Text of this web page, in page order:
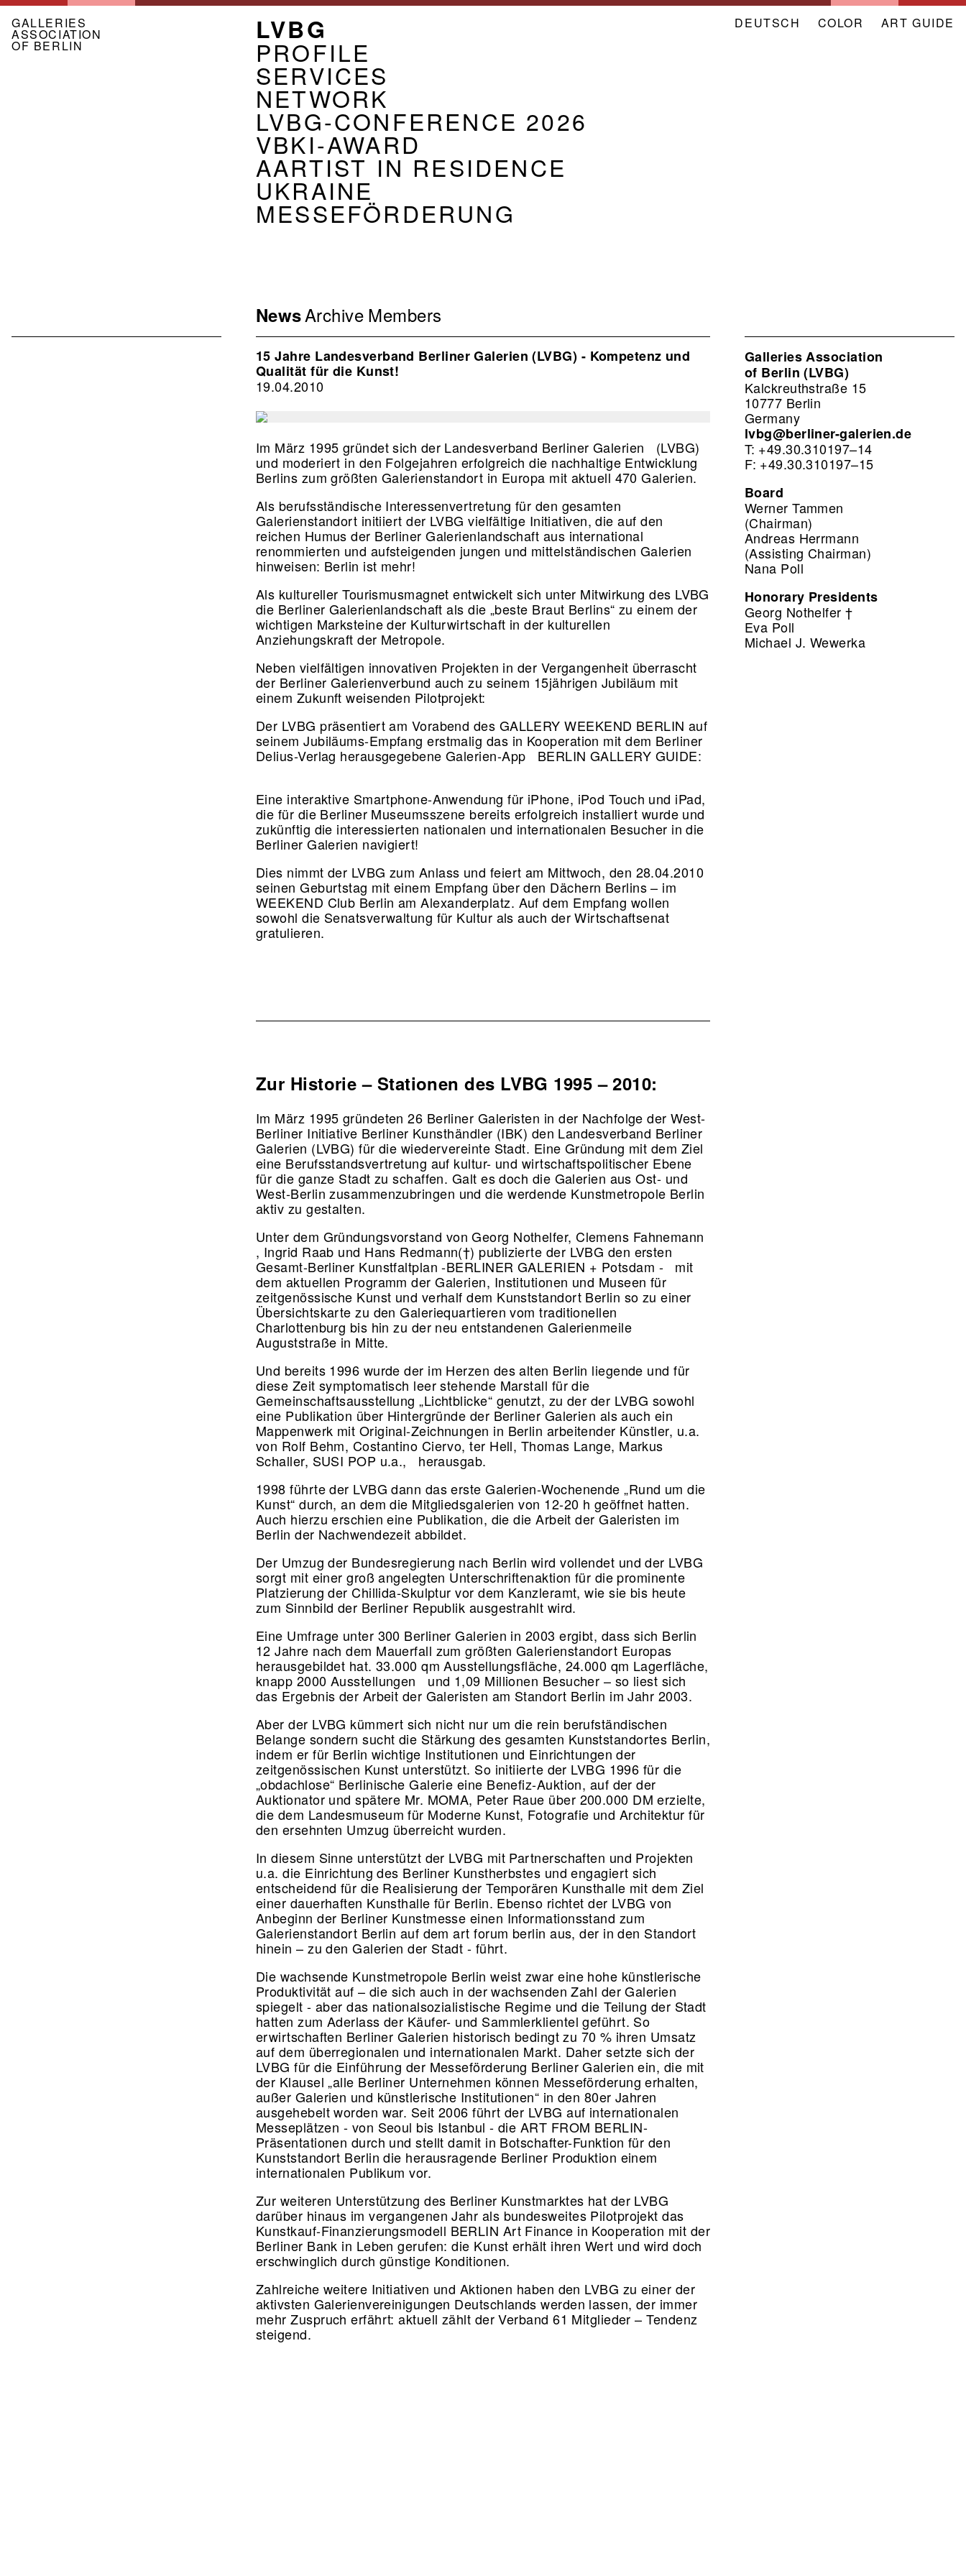
Skip
main
content
GALLERIES
ASSOCIATION
OF BERLIN
MENU
ASSOCIATION
EN
LVBG
PROFILE
SERVICES
NETWORK
LVBG-CONFERENCE 2026
VBKI-AWARD
AARTIST IN RESIDENCE
UKRAINE
MESSEFÖRDERUNG
DEUTSCH COLOR NAVIGATION
ART GUIDE
Menu
Association
EN
2nd
Level
NewsArchive Members
15 Jahre Landesverband Berliner Galerien (LVBG) - Kompetenz und
Qualität für die Kunst!
19.04.2010
Im März 1995 gründet sich der Landesverband Berliner Galerien (LVBG)
und moderiert in den Folgejahren erfolgreich die nachhaltige Entwicklung
Berlins zum größten Galerienstandort in Europa mit aktuell 470 Galerien.
Als berufsständische Interessenvertretung für den gesamten
Galerienstandort initiiert der LVBG vielfältige Initiativen, die auf den
reichen Humus der Berliner Galerienlandschaft aus international
renommierten und aufsteigenden jungen und mittelständischen Galerien
hinweisen: Berlin ist mehr!
Als kultureller Tourismusmagnet entwickelt sich unter Mitwirkung des LVBG
die Berliner Galerienlandschaft als die „beste Braut Berlins“ zu einem der
wichtigen Marksteine der Kulturwirtschaft in der kulturellen
Anziehungskraft der Metropole.
Neben vielfältigen innovativen Projekten in der Vergangenheit überrascht
der Berliner Galerienverbund auch zu seinem 15jährigen Jubiläum mit
einem Zukunft weisenden Pilotprojekt:
Der LVBG präsentiert am Vorabend des GALLERY WEEKEND BERLIN auf
seinem Jubiläums-Empfang erstmalig das in Kooperation mit dem Berliner
Delius-Verlag herausgegebene Galerien-App BERLIN GALLERY GUIDE:
Eine interaktive Smartphone-Anwendung für iPhone, iPod Touch und iPad,
die für die Berliner Museumsszene bereits erfolgreich installiert wurde und
zukünftig die interessierten nationalen und internationalen Besucher in die
Berliner Galerien navigiert!
Dies nimmt der LVBG zum Anlass und feiert am Mittwoch, den 28.04.2010
seinen Geburtstag mit einem Empfang über den Dächern Berlins – im
WEEKEND Club Berlin am Alexanderplatz. Auf dem Empfang wollen
sowohl die Senatsverwaltung für Kultur als auch der Wirtschaftsenat
gratulieren.
Zur Historie – Stationen des LVBG 1995 – 2010:
Im März 1995 gründeten 26 Berliner Galeristen in der Nachfolge der West-
Berliner Initiative Berliner Kunsthändler (IBK) den Landesverband Berliner
Galerien (LVBG) für die wiedervereinte Stadt. Eine Gründung mit dem Ziel
eine Berufsstandsvertretung auf kultur- und wirtschaftspolitischer Ebene
für die ganze Stadt zu schaffen. Galt es doch die Galerien aus Ost- und
West-Berlin zusammenzubringen und die werdende Kunstmetropole Berlin
aktiv zu gestalten.
Unter dem Gründungsvorstand von Georg Nothelfer, Clemens Fahnemann
, Ingrid Raab und Hans Redmann(†) publizierte der LVBG den ersten
Gesamt-Berliner Kunstfaltplan -BERLINER GALERIEN + Potsdam - mit
dem aktuellen Programm der Galerien, Institutionen und Museen für
zeitgenössische Kunst und verhalf dem Kunststandort Berlin so zu einer
Übersichtskarte zu den Galeriequartieren vom traditionellen
Charlottenburg bis hin zu der neu entstandenen Galerienmeile
Auguststraße in Mitte.
Und bereits 1996 wurde der im Herzen des alten Berlin liegende und für
diese Zeit symptomatisch leer stehende Marstall für die
Gemeinschaftsausstellung „Lichtblicke“ genutzt, zu der der LVBG sowohl
eine Publikation über Hintergründe der Berliner Galerien als auch ein
Mappenwerk mit Original-Zeichnungen in Berlin arbeitender Künstler, u.a.
von Rolf Behm, Costantino Ciervo, ter Hell, Thomas Lange, Markus
Schaller, SUSI POP u.a., herausgab.
1998 führte der LVBG dann das erste Galerien-Wochenende „Rund um die
Kunst“ durch, an dem die Mitgliedsgalerien von 12-20 h geöffnet hatten.
Auch hierzu erschien eine Publikation, die die Arbeit der Galeristen im
Berlin der Nachwendezeit abbildet.
Der Umzug der Bundesregierung nach Berlin wird vollendet und der LVBG
sorgt mit einer groß angelegten Unterschriftenaktion für die prominente
Platzierung der Chillida-Skulptur vor dem Kanzleramt, wie sie bis heute
zum Sinnbild der Berliner Republik ausgestrahlt wird.
Eine Umfrage unter 300 Berliner Galerien in 2003 ergibt, dass sich Berlin
12 Jahre nach dem Mauerfall zum größten Galerienstandort Europas
herausgebildet hat. 33.000 qm Ausstellungsfläche, 24.000 qm Lagerfläche,
knapp 2000 Ausstellungen und 1,09 Millionen Besucher – so liest sich
das Ergebnis der Arbeit der Galeristen am Standort Berlin im Jahr 2003.
Aber der LVBG kümmert sich nicht nur um die rein berufständischen
Belange sondern sucht die Stärkung des gesamten Kunststandortes Berlin,
indem er für Berlin wichtige Institutionen und Einrichtungen der
zeitgenössischen Kunst unterstützt. So initiierte der LVBG 1996 für die
„obdachlose“ Berlinische Galerie eine Benefiz-Auktion, auf der der
Auktionator und spätere Mr. MOMA, Peter Raue über 200.000 DM erzielte,
die dem Landesmuseum für Moderne Kunst, Fotografie und Architektur für
den ersehnten Umzug überreicht wurden.
In diesem Sinne unterstützt der LVBG mit Partnerschaften und Projekten
u.a. die Einrichtung des Berliner Kunstherbstes und engagiert sich
entscheidend für die Realisierung der Temporären Kunsthalle mit dem Ziel
einer dauerhaften Kunsthalle für Berlin. Ebenso richtet der LVBG von
Anbeginn der Berliner Kunstmesse einen Informationsstand zum
Galerienstandort Berlin auf dem art forum berlin aus, der in den Standort
hinein – zu den Galerien der Stadt - führt.
Die wachsende Kunstmetropole Berlin weist zwar eine hohe künstlerische
Produktivität auf – die sich auch in der wachsenden Zahl der Galerien
spiegelt - aber das nationalsozialistische Regime und die Teilung der Stadt
hatten zum Aderlass der Käufer- und Sammlerklientel geführt. So
erwirtschaften Berliner Galerien historisch bedingt zu 70 % ihren Umsatz
auf dem überregionalen und internationalen Markt. Daher setzte sich der
LVBG für die Einführung der Messeförderung Berliner Galerien ein, die mit
der Klausel „alle Berliner Unternehmen können Messeförderung erhalten,
außer Galerien und künstlerische Institutionen“ in den 80er Jahren
ausgehebelt worden war. Seit 2006 führt der LVBG auf internationalen
Messeplätzen - von Seoul bis Istanbul - die ART FROM BERLIN-
Präsentationen durch und stellt damit in Botschafter-Funktion für den
Kunststandort Berlin die herausragende Berliner Produktion einem
internationalen Publikum vor.
Zur weiteren Unterstützung des Berliner Kunstmarktes hat der LVBG
darüber hinaus im vergangenen Jahr als bundesweites Pilotprojekt das
Kunstkauf-Finanzierungsmodell BERLIN Art Finance in Kooperation mit der
Berliner Bank in Leben gerufen: die Kunst erhält ihren Wert und wird doch
erschwinglich durch günstige Konditionen.
Zahlreiche weitere Initiativen und Aktionen haben den LVBG zu einer der
aktivsten Galerienvereinigungen Deutschlands werden lassen, der immer
mehr Zuspruch erfährt: aktuell zählt der Verband 61 Mitglieder – Tendenz
steigend.
Galleries Association
of Berlin (LVBG)
Kalckreuthstraße 15
10777 Berlin
Germany
lvbg@berliner-galerien.de
T: +49.30.310197–14
F: +49.30.310197–15
Board
Werner Tammen
(Chairman)
Andreas Herrmann
(Assisting Chairman)
Nana Poll
Honorary Presidents
Georg Nothelfer †
Eva Poll
Michael J. Wewerka